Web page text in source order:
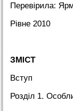
Перевірила:
Рівне 2010
ЗМІСТ
Вступ
Розділ 1.